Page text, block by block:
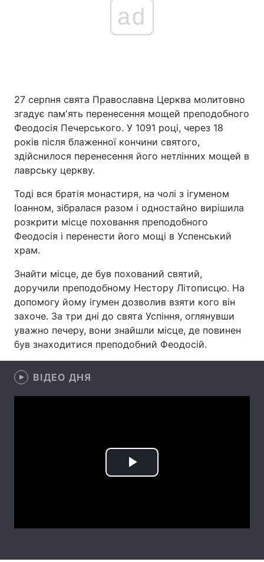
Головна
Україна
Економіка Світ
Спорт
Техно і зв'язок Лайт
Зброя Інциденти
Здоров'я Туризм
Екологія
Думки
ad
27 серпня свята Православна Церква молитовно
згадує пам'ять перенесення мощей преподобного
Феодосія Печерського. У 1091 році, через 18
років після блаженної кончини святого,
здійснилося перенесення його нетлінних мощей в
лаврську церкву.
Тоді вся братія монастиря, на чолі з ігуменом
Іоанном, зібралася разом і одностайно вирішила
розкрити місце поховання преподобного
Феодосія і перенести його мощі в Успенський
храм.
Знайти місце, де був похований святий,
доручили преподобному Нестору Літописцю. На
допомогу йому ігумен дозволив взяти кого він
захоче. За три дні до свята Успіння, оглянувши
уважно печеру, вони знайшли місце, де повинен
був знаходитися преподобний Феодосій.
ВІДЕО ДНЯ
Play